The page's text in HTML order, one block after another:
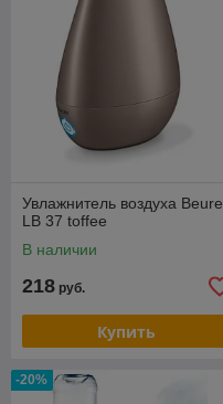
Увлажнитель воздуха
LB 37 toffee
В наличии
218 руб.
Купить
-20%